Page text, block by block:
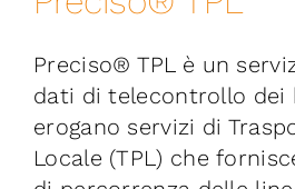
Preciso® TPL è un
dati di telecontrollo dei
erogano servizi di
Locale (TPL) che